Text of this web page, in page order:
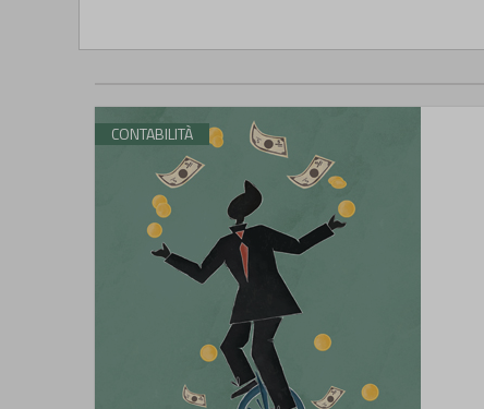
CONTABILITÀ